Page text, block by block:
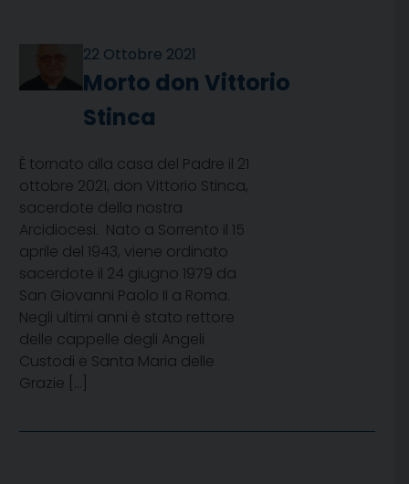
22 Ottobre 2021
Morto don Vittorio
Stinca
È tornato alla casa del Padre il 21
ottobre 2021, don Vittorio Stinca,
sacerdote della nostra
Arcidiocesi. Nato a Sorrento il 15
aprile del 1943, viene ordinato
sacerdote il 24 giugno 1979 da
San Giovanni Paolo II a Roma.
Negli ultimi anni è stato rettore
delle cappelle degli Angeli
Custodi e Santa Maria delle
Grazie […]